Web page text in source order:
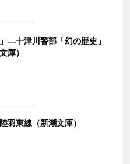
―十津川警部「幻の歴史」
庫）
羽東線（新潮文庫）